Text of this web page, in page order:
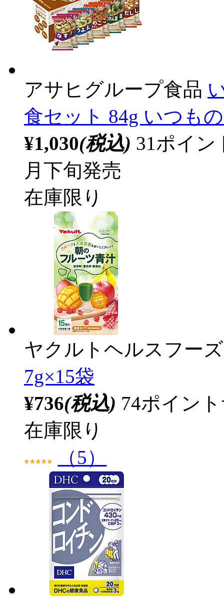
アサヒグループ食品
食セット 84g いつも
¥1,030(税込) 31ポイ
月下旬発売
在庫限り
ヤクルトヘルスフーズ
7g×15袋
¥736(税込) 74ポイン
在庫限り
（5）